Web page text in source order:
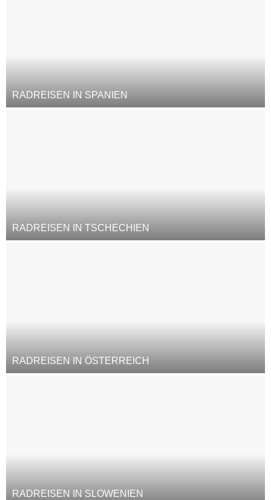
RADREISEN IN SPANIEN
RADREISEN IN TSCHECHIEN
RADREISEN IN ÖSTERREICH
RADREISEN IN SLOWENIEN